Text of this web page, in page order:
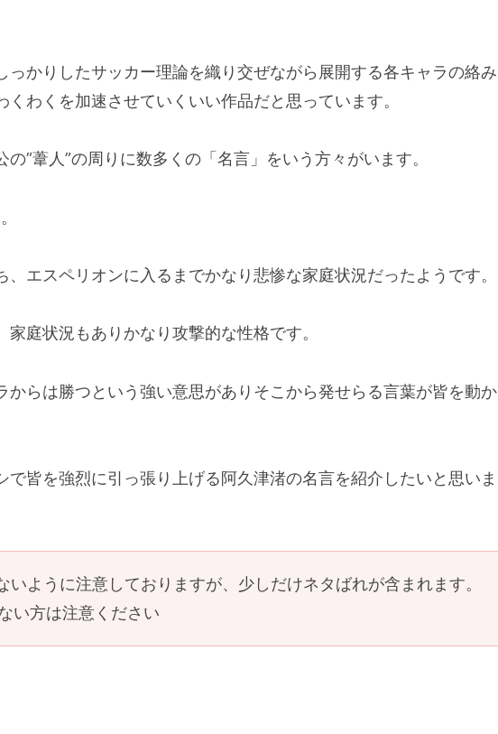
っかりしたサッカー理論を織り交ぜながら展開する各キャラの絡み
わくを加速させていくいい作品だと思っています。
”葦人”の周りに数多くの「名言」をいう方々がいます。
、エスペリオンに入るまでかなり悲惨な家庭状況だったようです。
庭状況もありかなり攻撃的な性格です。
からは勝つという強い意思がありそこから発せらる言葉が皆を動か
で皆を強烈に引っ張り上げる阿久津渚の名言を紹介したいと思いま
いように注意しておりますが、少しだけネタばれが含まれます。
い方は注意ください